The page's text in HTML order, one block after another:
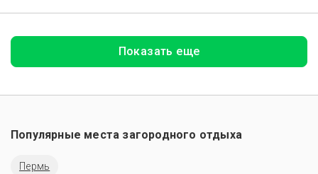
Показать еще
Популярные места загородного отдыха
Пермь